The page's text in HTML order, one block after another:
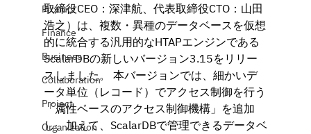
Product
Finance
Business
Collaboration
Project
Organization
取締役CEO：深津航、代表取締役CTO：山田
浩之）は、複数・異種のデータベースを仮想
的に統合する汎用的なHTAPエンジンである
ScalarDBの新しいバージョン3.15をリリー
スしました。 本バージョンでは、細かいデ
ータ単位（レコード）でアクセス制御を行う
「属性ベースのアクセス制御機構」を追加
し、加えて、ScalarDBで管理できるデータベ